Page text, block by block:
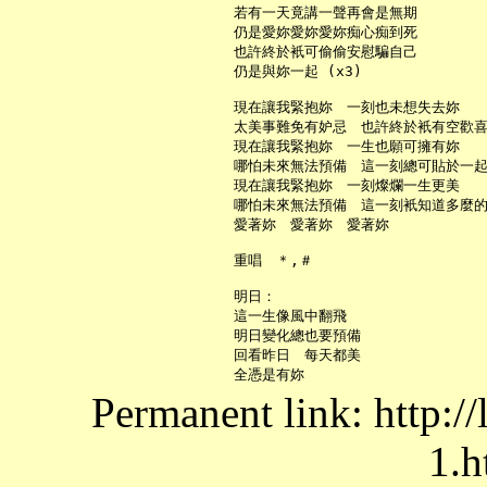
     若有一天竟講一聲再會是無期
     仍是愛妳愛妳愛妳痴心痴到死
     也許終於衹可偷偷安慰騙自己
     仍是與妳一起 (x3)
     現在讓我緊抱妳　一刻也未想失去妳
     太美事難免有妒忌　也許終於衹有空歡喜
     現在讓我緊抱妳　一生也願可擁有妳
     哪怕未來無法預備　這一刻總可貼於一起
     現在讓我緊抱妳　一刻燦爛一生更美
     哪怕未來無法預備　這一刻衹知道多麼的
     愛著妳　愛著妳　愛著妳
     重唱　＊,＃
     明日：
     這一生像風中翻飛
     明日變化總也要預備
     回看昨日　每天都美
Permanent link: